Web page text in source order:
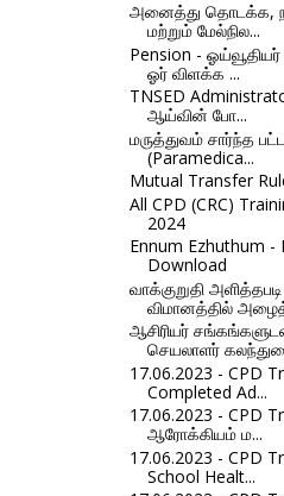
அனைத்து தொடக்க,
மற்றும் மேல்நில...
Pension -
ஓர் விளக்க ...
TNSED
ஆய்வின் போ...
மருத்துவம் சார்ந்த
(Paramedica...
Mutual Transfer
All CPD (CRC)
2024
Ennum Ezhuthum -
Download
வாக்குறுதி
விமானத்தில்
ஆசிரியர்
செயலாளர்
17.06.2023 - CPD
Completed Ad...
17.06.2023 - CPD
ஆரோக்கியம் ம...
17.06.2023 - CPD
School Healt...